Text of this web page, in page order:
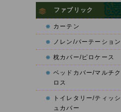
ファブリック
カーテン
ノレン/パーテーション
枕カバー/ピロケース
ベッドカバー/マルチク
ロス
トイレタリー/ティッシ
ュカバー